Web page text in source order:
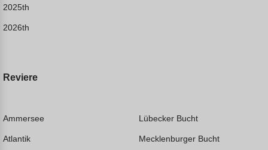
2025th
2026th
Reviere
Ammersee
Atlantik
Lübecker Bucht
Mecklenburger Bucht